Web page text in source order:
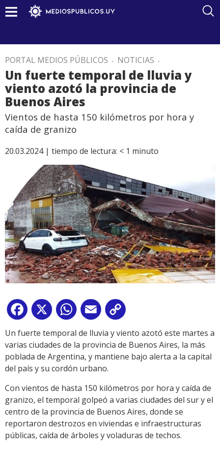
PORTAL MEDIOS PÚBLICOS . NOTICIAS .
Un fuerte temporal de lluvia y
viento azotó la provincia de
Buenos Aires
Vientos de hasta 150 kilómetros por hora y
caída de granizo
20.03.2024 | tiempo de lectura: < 1 minuto
Facebook
X WhatsApp
Email
Link
Un fuerte temporal de lluvia y viento azotó este martes a
varias ciudades de la provincia de Buenos Aires, la más
poblada de Argentina, y mantiene bajo alerta a la capital
del país y su cordón urbano.
Con vientos de hasta 150 kilómetros por hora y caída de
granizo, el temporal golpeó a varias ciudades del sur y el
centro de la provincia de Buenos Aires, donde se
reportaron destrozos en viviendas e infraestructuras
públicas, caída de árboles y voladuras de techos.